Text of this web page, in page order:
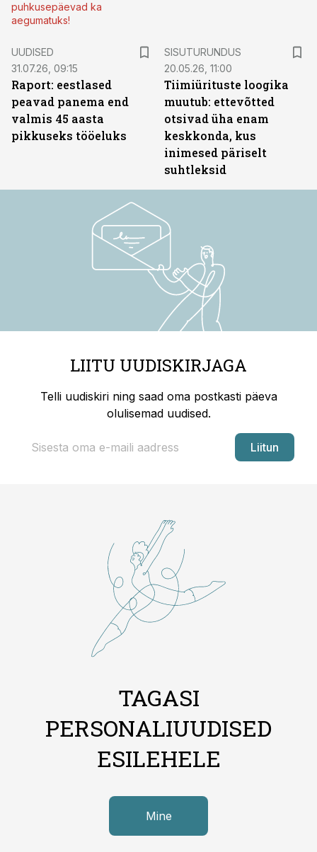
puhkusepäevad ka
aegumatuks!
UUDISED
31.07.26, 09:15
Raport: eestlased
peavad panema end
valmis 45 aasta
pikkuseks tööeluks
SISUTURUNDUS
20.05.26, 11:00
Tiimiürituste loogika
muutub: ettevõtted
otsivad üha enam
keskkonda, kus
inimesed päriselt
suhtleksid
LIITU UUDISKIRJAGA
Telli uudiskiri ning saad oma postkasti päeva
olulisemad uudised.
Liitun
TAGASI
PERSONALIUUDISED
ESILEHELE
Mine